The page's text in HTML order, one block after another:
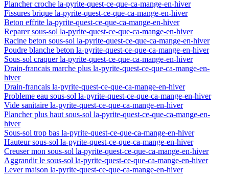
Plancher croche la-pyrite-quest-ce-que-ca-mange-en-hiver
Fissures brique la-pyrite-quest-ce-que-ca-mange-en-hiver
Beton effrite la-pyrite-quest-ce-que-ca-mange-en-hiver
Reparer sous-sol la-pyrite-quest-ce-que-ca-mange-en-hiver
Racine beton sous-sol la-pyrite-quest-ce-que-ca-mange-en-hiver
Poudre blanche beton la-pyrite-quest-ce-que-ca-mange-en-hiver
Sous-sol craquer la-pyrite-quest-ce-que-ca-mange-en-hiver
Drain-francais marche plus la-pyrite-quest-ce-que-ca-mange-en-
hiver
Drain-francais la-pyrite-quest-ce-que-ca-mange-en-hiver
Probleme eau sous-sol la-pyrite-quest-ce-que-ca-mange-en-hiver
Vide sanitaire la-pyrite-quest-ce-que-ca-mange-en-hiver
Plancher plus haut sous-sol la-pyrite-quest-ce-que-ca-mange-en-
hiver
Sous-sol trop bas la-pyrite-quest-ce-que-ca-mange-en-hiver
Hauteur sous-sol la-pyrite-quest-ce-que-ca-mange-en-hiver
Creuser mon sous-sol la-pyrite-quest-ce-que-ca-mange-en-hiver
Aggrandir le sous-sol la-pyrite-quest-ce-que-ca-mange-en-hiver
Lever maison la-pyrite-quest-ce-que-ca-mange-en-hiver